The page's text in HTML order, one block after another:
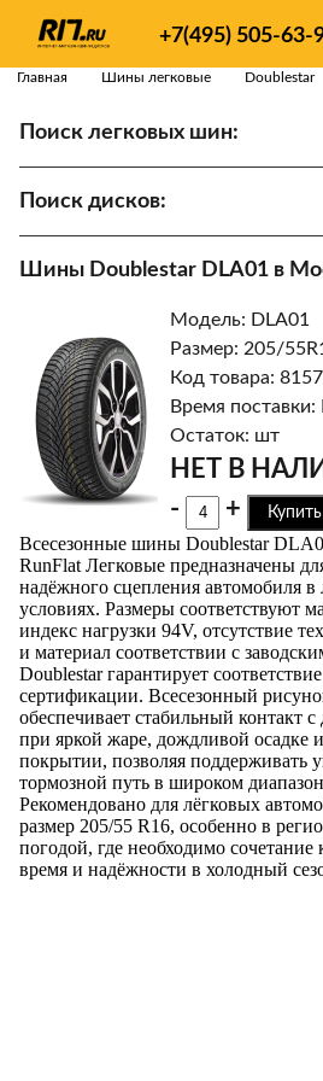
+7(495) 505-63-
Главная Шины легковые Doublestar
Поиск легковых шин:
Поиск дисков:
Шины Doublestar DLA01 в
Модель: DLA01
Размер: 205/
Код товара:
Время
Остаток: шт
НЕТ В
-
+ Купить
Всесезонные шины Doublestar
RunFlat Легковые предназначены
надёжного сцепления автомобиля
условиях. Размеры соответствуют
индекс нагрузки 94V, отсутствие
и материал соответствии с
Doublestar гарантирует
сертификации. Всесезонный
обеспечивает стабильный контакт
при яркой жаре, дождливой осадке
покрытии, позволяя поддерживать
тормозной путь в широком
Рекомендовано для лёгковых
размер 205/55 R16, особенно в
погодой, где необходимо сочетание
время и надёжности в холодный